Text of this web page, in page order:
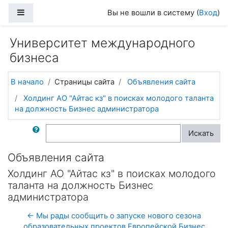
Вы не вошли в систему (Вход)
Университет международного
бизнеса
В начало Страницы сайта
Объявления сайта
Холдинг АО "Айтас кз" в поисках молодого таланта
на должность Бизнес администратора
Поиск по форумам Искать
Объявления сайта
Холдинг АО "Айтас кз" в поисках молодого
таланта на должность Бизнес
администратора
← Мы рады сообщить о запуске нового сезона